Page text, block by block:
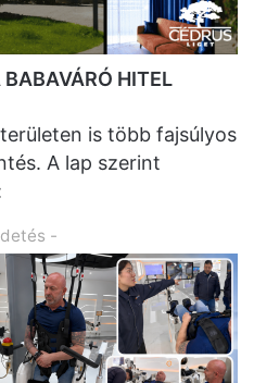
HITEL
is több fajsúlyos
A lap szerint
-